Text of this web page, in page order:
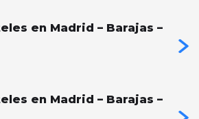
en Madrid – Barajas –
en Madrid – Barajas –